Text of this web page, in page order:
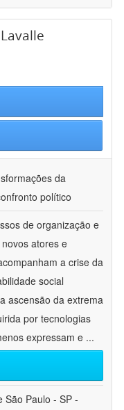
da
político
de organização e
atores e
a crise da
social
ascensão da extrema
por tecnologias
expressam e ...
São Paulo - SP -